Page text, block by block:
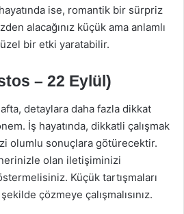
ise, romantik bir sürpriz
alacağınız küçük ama anlamlı
bir etki yaratabilir.
– 22 Eylül)
detaylara daha fazla dikkat
İş hayatında, dikkatli çalışmak
olumlu sonuçlara götürecektir.
olan iletişiminizi
Küçük tartışmaları
çözmeye çalışmalısınız.